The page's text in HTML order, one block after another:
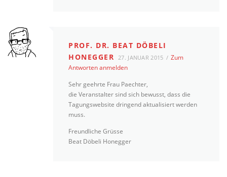
PROF. DR. BEAT DÖBELI
HONEGGER 27. JANUAR 2015
Zum
Antworten anmelden
Sehr geehrte Frau Paechter,
die Veranstalter sind sich bewusst, dass die
Tagungswebsite dringend aktualisiert werden
muss.
Freundliche Grüsse
Beat Döbeli Honegger